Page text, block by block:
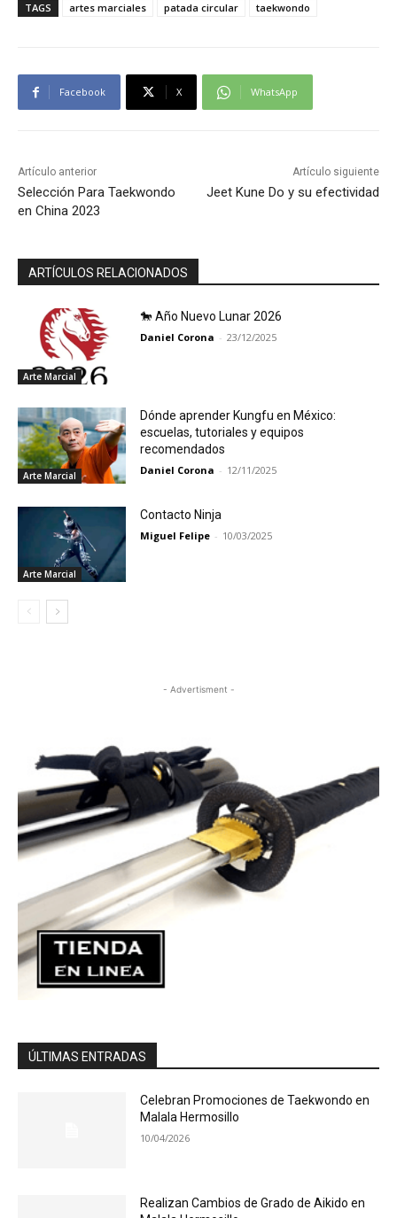
TAGS artes marciales patada circular taekwondo
Facebook X WhatsApp
Artículo anterior
Selección Para Taekwondo
en China 2023
Artículo siguiente
Jeet Kune Do y su efectividad
ARTÍCULOS RELACIONADOS
Arte Marcial
🐎 Año Nuevo Lunar 2026
Daniel Corona - 23/12/2025
Arte Marcial
Dónde aprender Kungfu en México:
escuelas, tutoriales y equipos
recomendados
Daniel Corona - 12/11/2025
Arte Marcial
Contacto Ninja
Miguel Felipe - 10/03/2025
- Advertisment -
ÚLTIMAS ENTRADAS
Celebran Promociones de Taekwondo en
Malala Hermosillo
10/04/2026
Realizan Cambios de Grado de Aikido en